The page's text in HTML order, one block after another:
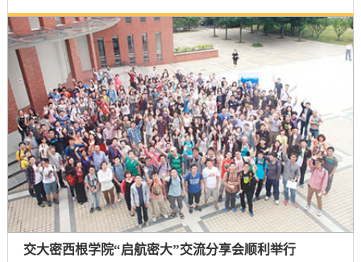
交大密西根学院“启航密大”交流分享会顺利举行